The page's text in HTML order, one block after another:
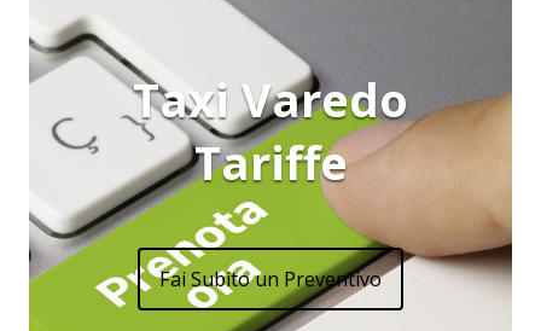
Taxi Varedo
Tariffe
Fai Subito un Preventivo